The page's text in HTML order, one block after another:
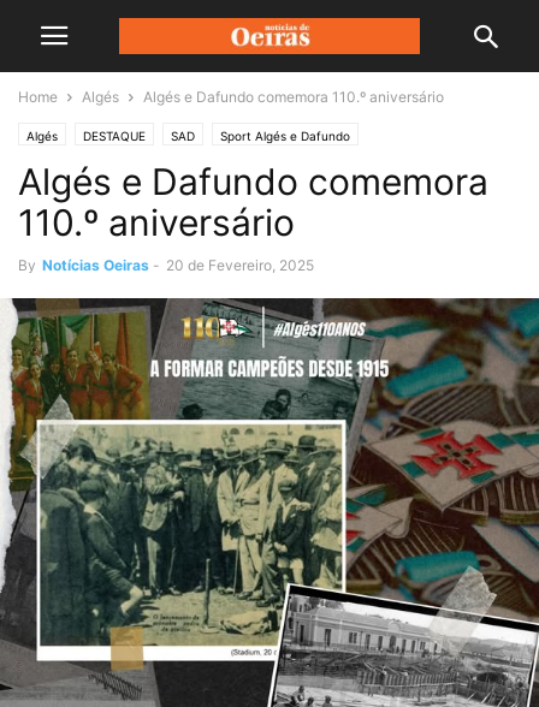
Home Algés Algés e Dafundo comemora 110.º aniversário
Algés DESTAQUE SAD Sport Algés e Dafundo
Algés e Dafundo comemora
110.º aniversário
By Notícias Oeiras - 20 de Fevereiro, 2025